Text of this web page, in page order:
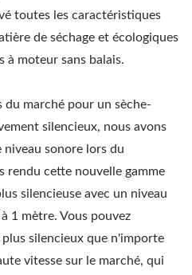
toutes les caractéristiques
de séchage et écologiques
à moteur sans balais.
du marché pour un sèche-
silencieux, nous avons
sonore lors du
rendu cette nouvelle gamme
silencieuse avec un niveau
1 mètre. Vous pouvez
silencieux que n'importe
vitesse sur le marché, qui